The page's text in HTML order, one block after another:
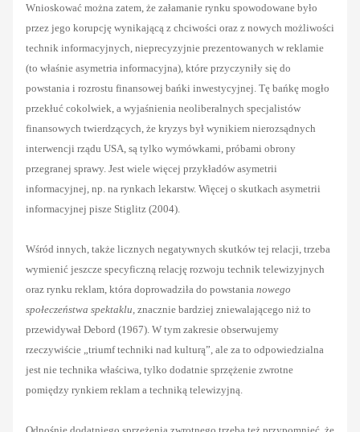
Wnioskować można zatem, że załamanie rynku spowodowane było
przez jego korupcję wynikającą z chciwości oraz z nowych możliwości
technik informacyjnych, nieprecyzyjnie prezentowanych w reklamie
(to właśnie asymetria informacyjna), które przyczyniły się do
powstania i rozrostu finansowej bańki inwestycyjnej. Tę bańkę mogło
przekłuć cokolwiek, a wyjaśnienia neoliberalnych specjalistów
finansowych twierdzących, że kryzys był wynikiem nierozsądnych
interwencji rządu USA, są tylko wymówkami, próbami obrony
przegranej sprawy. Jest wiele więcej przykładów asymetrii
informacyjnej, np. na rynkach lekarstw. Więcej o skutkach asymetrii
informacyjnej pisze Stiglitz (2004).
Wśród innych, także licznych negatywnych skutków tej relacji, trzeba
wymienić jeszcze specyficzną relację rozwoju technik telewizyjnych
oraz rynku reklam, która doprowadziła do powstania nowego
społeczeństwa spektaklu, znacznie bardziej zniewalającego niż to
przewidywał Debord (1967). W tym zakresie obserwujemy
rzeczywiście „triumf techniki nad kulturą”, ale za to odpowiedzialna
jest nie technika właściwa, tylko dodatnie sprzężenie zwrotne
pomiędzy rynkiem reklam a techniką telewizyjną.